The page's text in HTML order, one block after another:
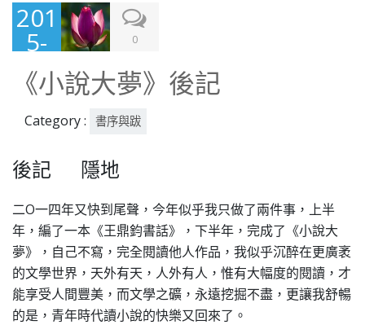
201
5-
09-
11
0
《小說大夢》後記
Category : 書序與跋
後記 隱地
二O一四年又快到尾聲，今年似乎我只做了兩件事，上半
年，編了一本《王鼎鈞書話》，下半年，完成了《小說大
夢》，自己不寫，完全閱讀他人作品，我似乎沉醉在更廣袤
的文學世界，天外有天，人外有人，惟有大幅度的閱讀，才
能享受人間豐美，而文學之礦，永遠挖掘不盡，更讓我舒暢
的是，青年時代讀小說的快樂又回來了。